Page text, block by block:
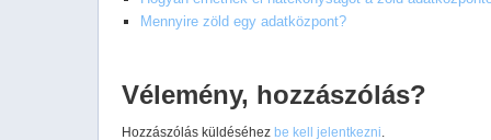
Mennyire zöld egy adatközpont?
Vélemény, hozzászólás?
Hozzászólás küldéséhez be kell jelentkezni.